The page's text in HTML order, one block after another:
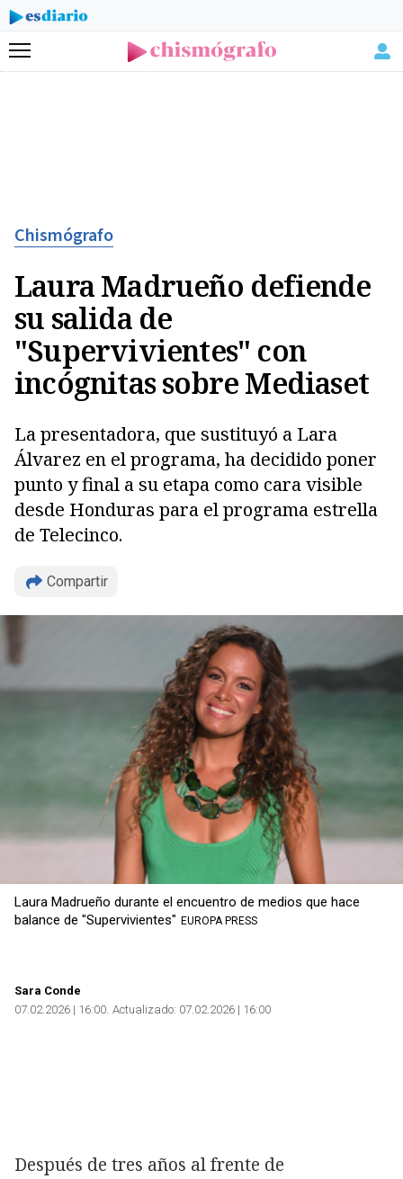
Menú
Chismógrafo
Laura Madrueño defiende
su salida de
"Supervivientes" con
incógnitas sobre Mediaset
La presentadora, que sustituyó a Lara
Álvarez en el programa, ha decidido poner
punto y final a su etapa como cara visible
desde Honduras para el programa estrella
de Telecinco.
Compartir
Laura Madrueño durante el encuentro de medios que hace
balance de "Supervivientes" EUROPA PRESS
Sara Conde
07.02.2026 | 16:00 Actualizado: 07.02.2026 | 16:00
Después de tres años al frente de